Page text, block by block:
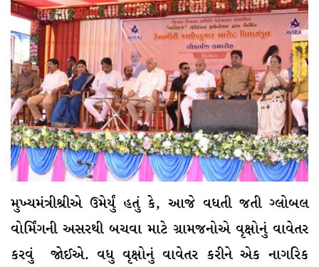
મુખ્યમંત્રીશ્રીએ ઉમેર્યું હતું કે, આજે વધતી જતી ગ્લોબલ
વોર્મિંગની અસરથી બચવા માટે ગ્રામજનોએ વૃક્ષોનું વાવેતર
કરવું જોઈએ. વધુ વૃક્ષોનું વાવેતર કરીને એક નાગરિક